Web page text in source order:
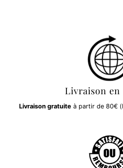
Livraison en
Livraison gratuite à partir de 80€